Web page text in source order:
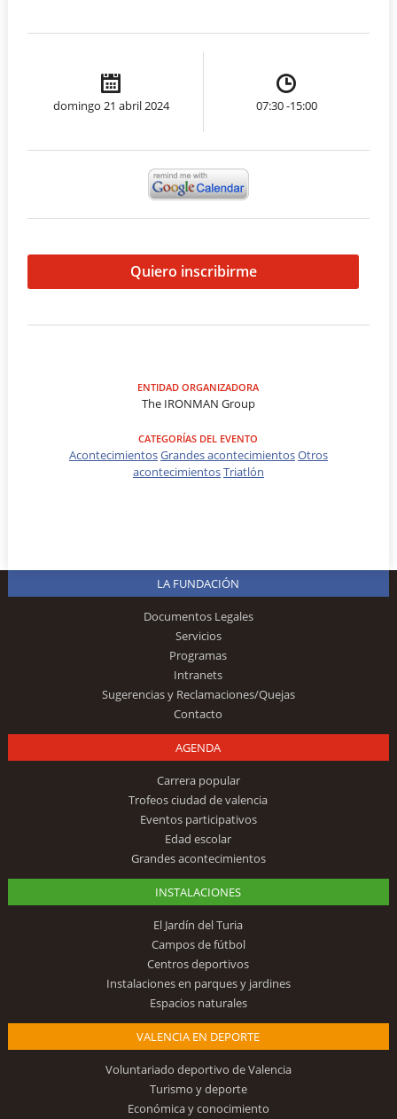
domingo 21 abril 2024 07:30 -15:00
Quiero inscribirme
ENTIDAD ORGANIZADORA
The IRONMAN Group
CATEGORÍAS DEL EVENTO
AcontecimientosGrandes acontecimientosOtros
acontecimientosTriatlón
LA FUNDACIÓN
Documentos Legales
Servicios
Programas
Intranets
Sugerencias y Reclamaciones/Quejas
Contacto
AGENDA
Carrera popular
Trofeos ciudad de valencia
Eventos participativos
Edad escolar
Grandes acontecimientos
INSTALACIONES
El Jardín del Turia
Campos de fútbol
Centros deportivos
Instalaciones en parques y jardines
Espacios naturales
VALENCIA EN DEPORTE
Voluntariado deportivo de Valencia
Turismo y deporte
Económica y conocimiento